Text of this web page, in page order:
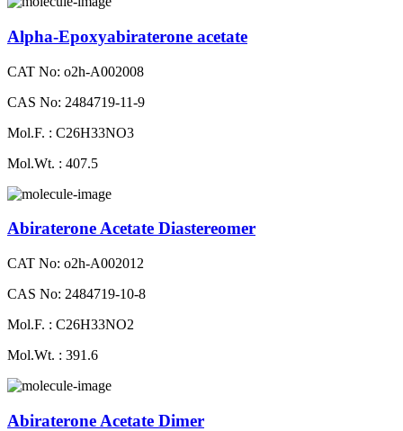
Alpha-Epoxyabiraterone acetate
CAT No: o2h-A002008
CAS No: 2484719-11-9
Mol.F. : C26H33NO3
Mol.Wt. : 407.5
Abiraterone Acetate Diastereomer
CAT No: o2h-A002012
CAS No: 2484719-10-8
Mol.F. : C26H33NO2
Mol.Wt. : 391.6
Abiraterone Acetate Dimer